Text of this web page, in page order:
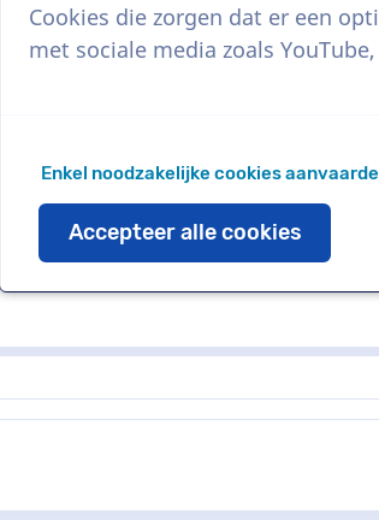
Cookies die zorgen dat er een
met sociale media zoals
Enkel noodzakelijke cookies
Accepteer alle cookies